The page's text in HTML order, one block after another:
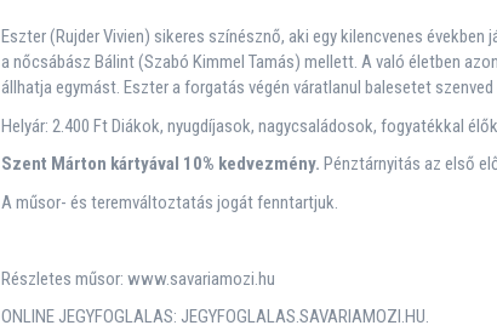
Eszter (Rujder Vivien) sikeres színésznő, aki egy kilencvenes
a nőcsábász Bálint (Szabó Kimmel Tamás) mellett. A való életben
állhatja egymást. Eszter a forgatás végén váratlanul balesetet
Helyár: 2.400 Ft Diákok, nyugdíjasok, nagycsaládosok, fogyatékkal
Szent Márton kártyával 10% kedvezmény. Pénztárnyitás az első
A műsor- és teremváltoztatás jogát fenntartjuk.
Részletes műsor: www.savariamozi.hu
ONLINE JEGYFOGLALAS: JEGYFOGLALAS.SAVARIAMOZI.HU.